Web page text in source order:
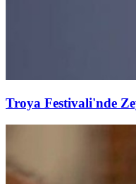
Troya Festivali'nde